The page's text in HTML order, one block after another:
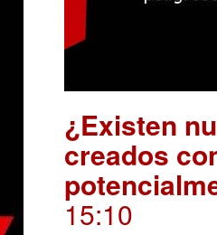
¿Existen
creados
15:10